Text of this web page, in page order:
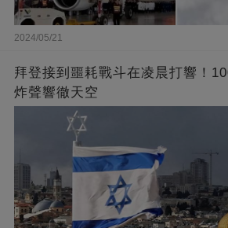
2024/05/21
拜登接到噩耗戰斗在凌晨打響！
炸聲響徹天空